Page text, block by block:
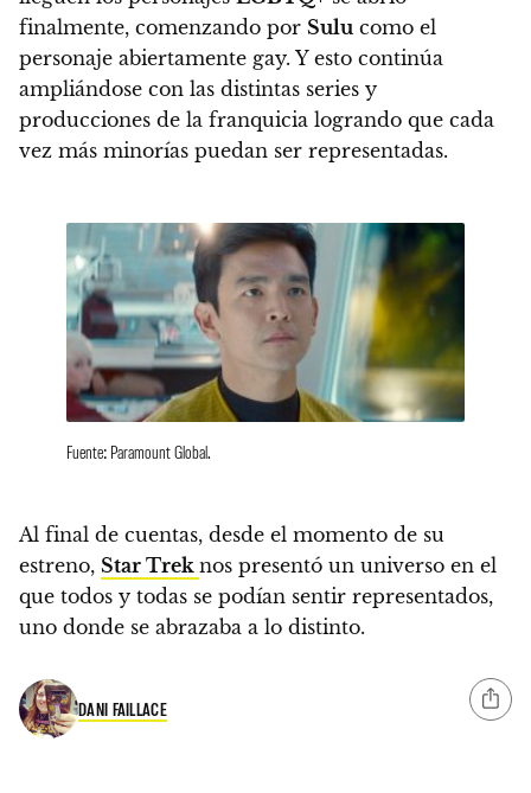
finalmente, comenzando por Sulucomo el
personaje abiertamente gay. Y esto continúa
ampliándose con las distintas series y
producciones de la franquicia logrando que cada
vez más minorías puedan ser representadas.
Fuente: Paramount Global.
Al final de cuentas, desde el momento de su
estreno, Star Trek nos presentó un universo en el
que todos y todas se podían sentir representados,
uno donde se abrazaba a lo distinto.
DANI FAILLACE